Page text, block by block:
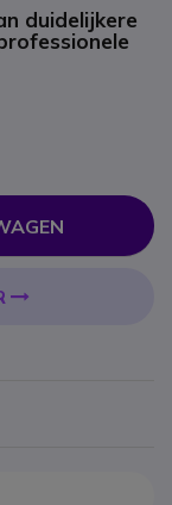
duidelijkere